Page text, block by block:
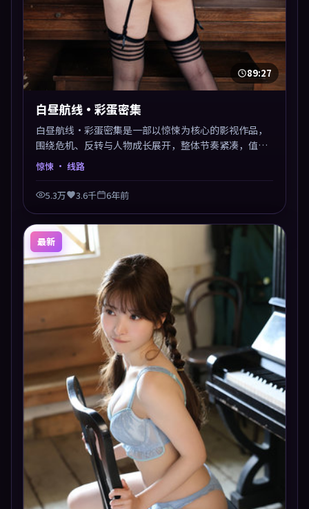
89:27
白昼航线·彩蛋密集
白昼航线·彩蛋密集是一部以惊悚为核心的影视作品，
围绕危机、反转与人物成长展开，整体节奏紧凑，值得
推荐观看。
惊悚 · 线路
5.3万 3.6千 6年前
最新